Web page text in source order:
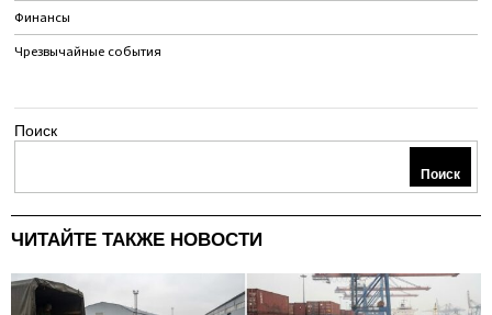
Финансы
Чрезвычайные события
Поиск
Поиск
ЧИТАЙТЕ ТАКЖЕ НОВОСТИ